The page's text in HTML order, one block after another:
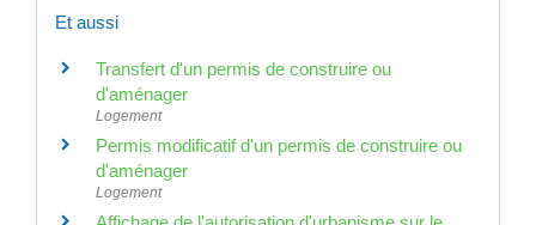
Et aussi
Transfert d'un permis de construire ou
d'aménager
Logement
Permis modificatif d'un permis de construire ou
d'aménager
Logement